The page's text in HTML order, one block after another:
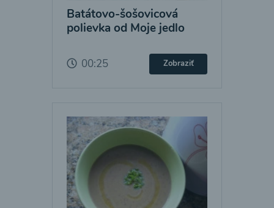
Batátovo-šošovicová
polievka od Moje jedlo
00:25 Zobraziť